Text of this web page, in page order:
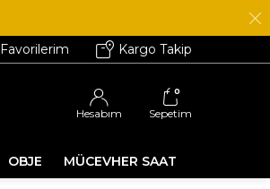
Favorilerim Kargo Takip
Hesabım
0
Sepetim
OBJE MÜCEVHER SAAT